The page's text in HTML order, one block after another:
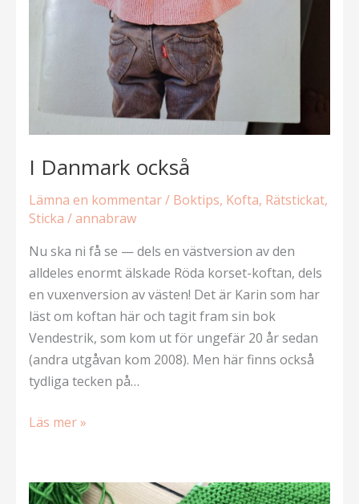
I Danmark också
Lämna en kommentar/ Boktips, Kofta, Rätstickat,
Sticka /annabraw
Nu ska ni få se — dels en västversion av den
alldeles enormt älskade Röda korset-koftan, dels
en vuxenversion av västen! Det är Karin som har
läst om koftan här och tagit fram sin bok
Vendestrik, som kom ut för ungefär 20 år sedan
(andra utgåvan kom 2008). Men här finns också
tydliga tecken på…
ILäs mer »